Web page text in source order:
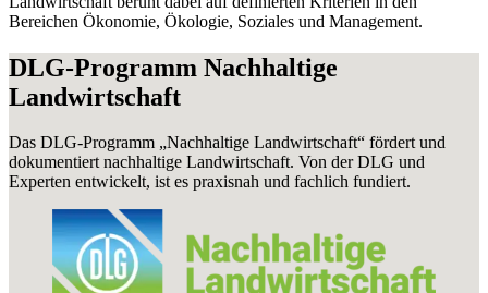
Bereichen Ökonomie, Ökologie, Soziales und Management.
DLG-Programm Nachhaltige
Landwirtschaft
Das DLG-Programm „Nachhaltige Landwirtschaft“ fördert und
dokumentiert nachhaltige Landwirtschaft. Von der DLG und
Experten entwickelt, ist es praxisnah und fachlich fundiert.